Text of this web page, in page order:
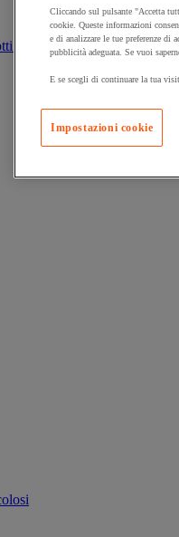
sostenibili
Cliccando sul pulsante "Accetta
cookie. Queste informazioni
e di analizzare le tue preferenze di
pubblicità adeguata. Se vuoi
E se scegli di continuare la tua
Impostazioni cookie